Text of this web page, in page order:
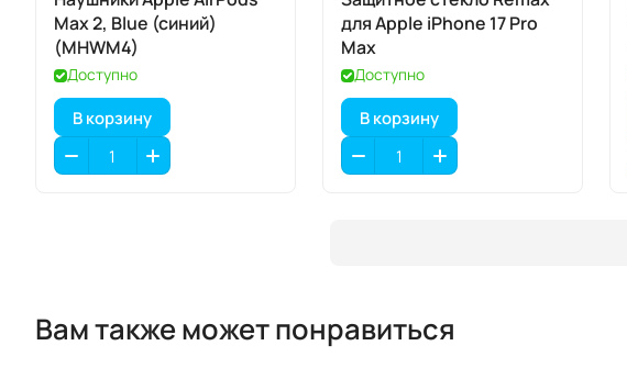
Max 2, Blue (синий)
(MHWM4)
Доступно
В корзину
для Apple iPhone 17 Pro
Max
Доступно
В корзину
Вам также может понравиться